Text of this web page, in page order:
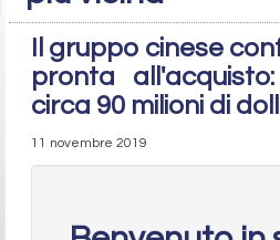
Il gruppo cinese
pronta
circa 90 milioni di
11 novembre 2019